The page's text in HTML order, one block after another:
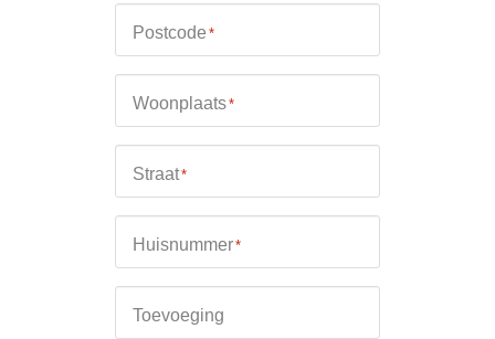
Postcode *
Woonplaats*
Straat*
Huisnummer*
Toevoeging